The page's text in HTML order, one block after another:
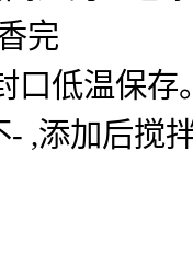
完
口低温保存
- ,添加后搅